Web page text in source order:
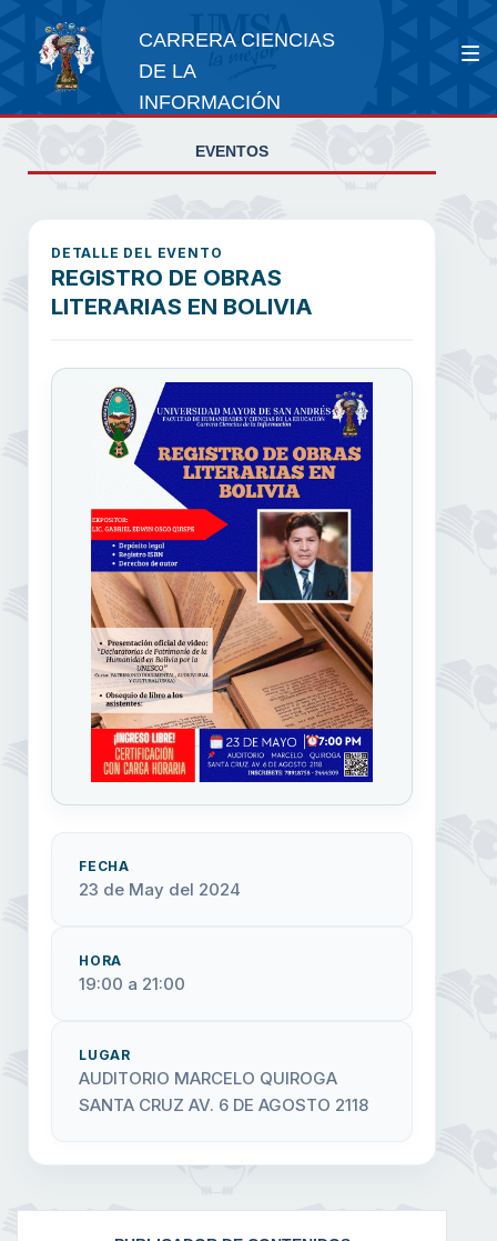
CARRERA CIENCIAS
DE LA
INFORMACIÓN
EVENTOS
DETALLE DEL EVENTO
REGISTRO DE OBRAS
LITERARIAS EN BOLIVIA
FECHA
23 de May del 2024
HORA
19:00 a 21:00
LUGAR
AUDITORIO MARCELO QUIROGA
SANTA CRUZ AV. 6 DE AGOSTO 2118